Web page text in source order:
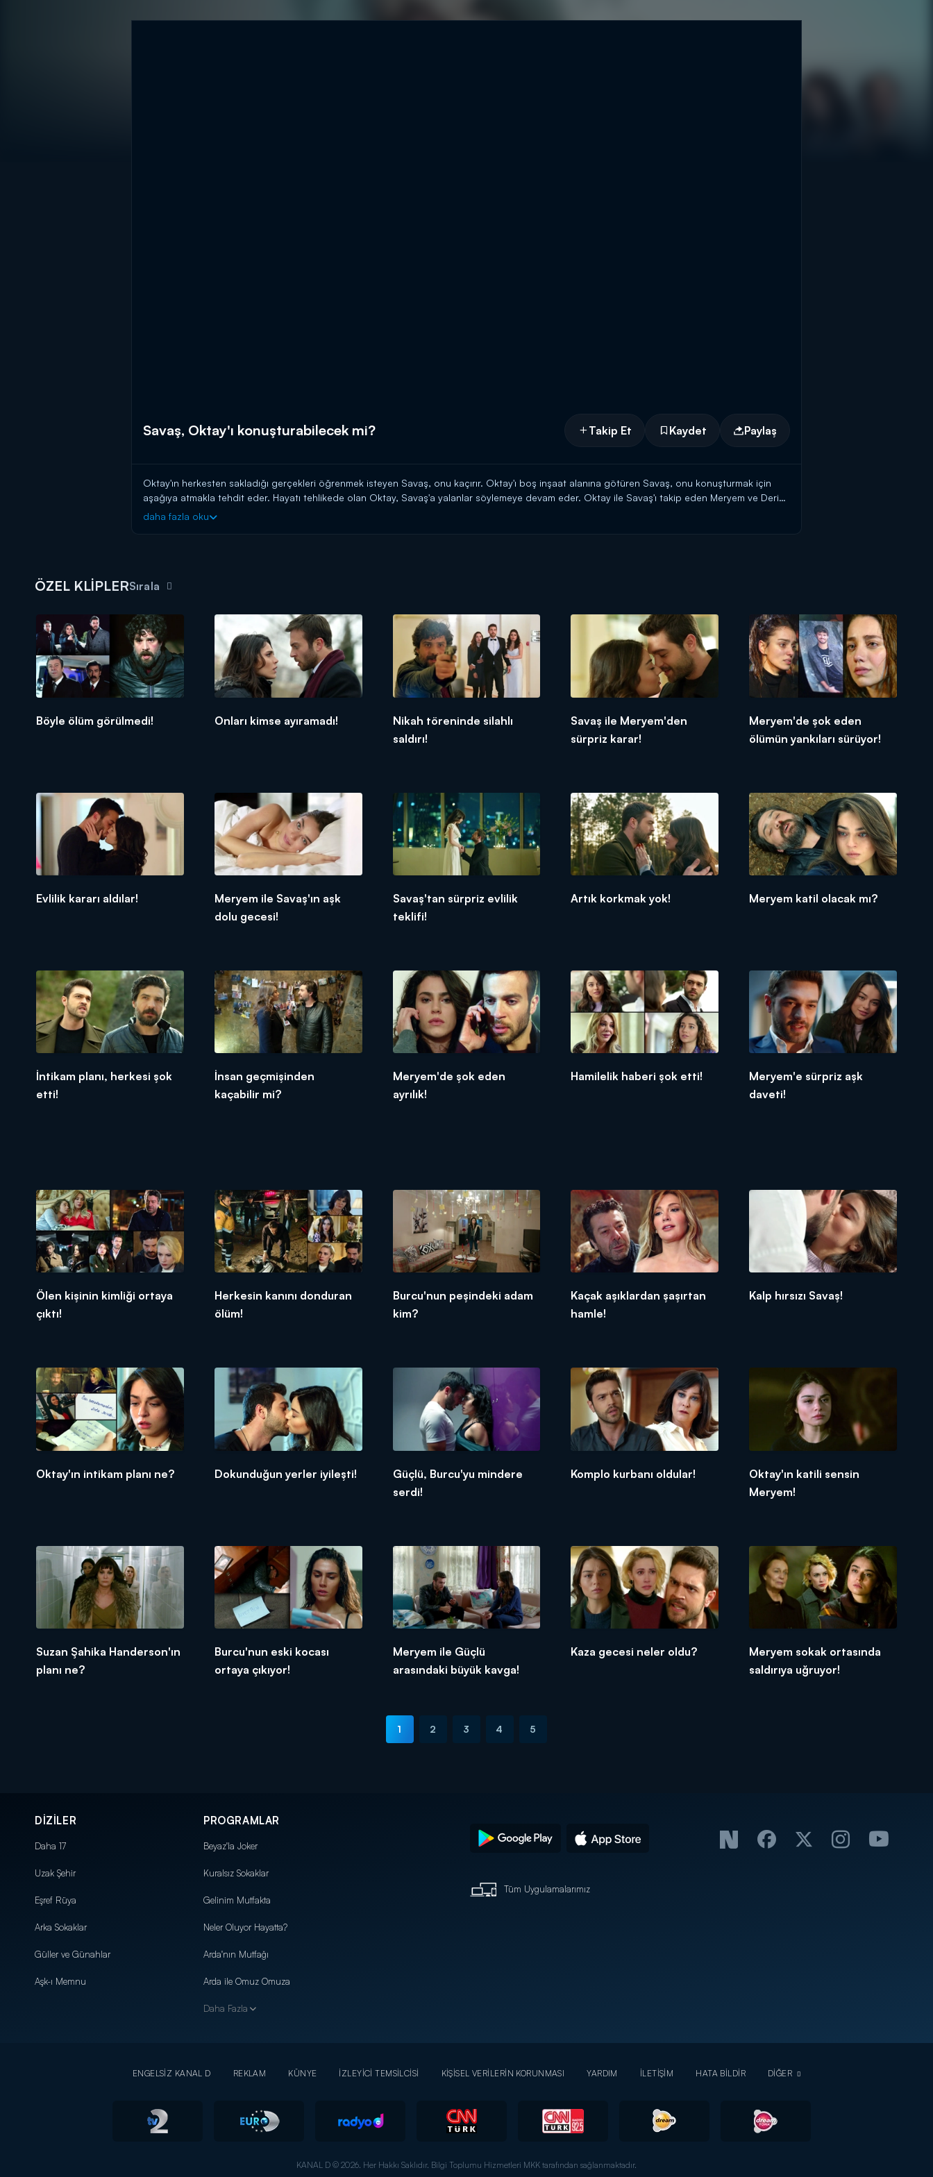
Savaş, Oktay'ı konuşturabilecek mi? Takip Et Kaydet Paylaş
Oktay'ın herkesten sakladığı gerçekleri öğrenmek isteyen Savaş, onu kaçırır. Oktay'ı boş inşaat alanına götüren Savaş, onu konuşturmak için
aşağıya atmakla tehdit eder. Hayatı tehlikede olan Oktay, Savaş'a yalanlar söylemeye devam eder. Oktay ile Savaş'ı takip eden Meryem ve Derin
onları bulur. Daha sonra Burcu, Güçlü ve polisler olay yerine gelir. Oktay'ı bırakması için Meryem, Burcu ve Güçlü Savaş'ı ikna etmeye çalışır.
daha fazla oku
ÖZEL KLİPLERSırala
Böyle ölüm görülmedi! Onları kimse ayıramadı!
Nikah töreninde silahlı
saldırı!
Savaş ile Meryem'den
sürpriz karar!
Meryem'de şok eden
ölümün yankıları sürüyor!
Evlilik kararı aldılar!
Meryem ile Savaş'ın aşk
dolu gecesi!
Savaş'tan sürpriz evlilik
teklifi!
Artık korkmak yok! Meryem katil olacak mı?
İntikam planı, herkesi şok
etti!
İnsan geçmişinden
kaçabilir mi?
Meryem'de şok eden
ayrılık!
Hamilelik haberi şok etti!
Meryem'e sürpriz aşk
daveti!
Ölen kişinin kimliği ortaya
çıktı!
Herkesin kanını donduran
ölüm!
Burcu'nun peşindeki adam
kim?
Kaçak aşıklardan şaşırtan
hamle!
Kalp hırsızı Savaş!
Oktay'ın intikam planı ne? Dokunduğun yerler iyileşti!
Güçlü, Burcu'yu mindere
serdi!
Komplo kurbanı oldular!
Oktay'ın katili sensin
Meryem!
Suzan Şahika Handerson'ın
planı ne?
Burcu'nun eski kocası
ortaya çıkıyor!
Meryem ile Güçlü
arasındaki büyük kavga!
Kaza gecesi neler oldu?
Meryem sokak ortasında
saldırıya uğruyor!
1 2 3 4 5
DİZİLER
Daha 17
Uzak Şehir
Eşref Rüya
Arka Sokaklar
Güller ve Günahlar
Aşk-ı Memnu
PROGRAMLAR
Beyaz'la Joker
Kuralsız Sokaklar
Gelinim Mutfakta
Neler Oluyor Hayatta?
Arda'nın Mutfağı
Arda ile Omuz Omuza
Daha Fazla
Tüm Uygulamalarımız
ENGELSİZ KANAL D REKLAM KÜNYE İZLEYİCİ TEMSİLCİSİ KİŞİSEL VERİLERİN KORUNMASI YARDIM İLETİŞİM HATA BİLDİR DİĞER
KANAL D © 2026. Her Hakkı Saklıdır. Bilgi Toplumu Hizmetleri MKK tarafından sağlanmaktadır.